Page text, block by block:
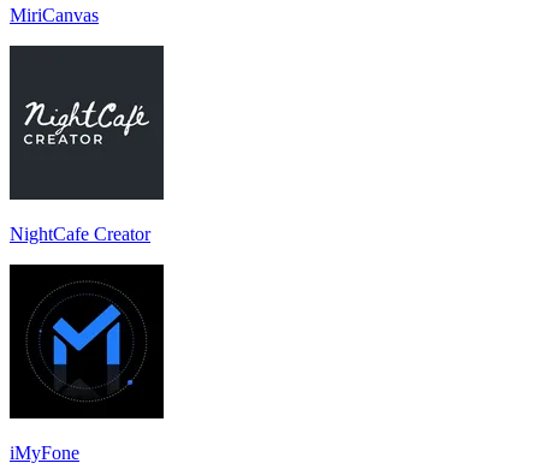
MiriCanvas
NightCafe Creator
iMyFone